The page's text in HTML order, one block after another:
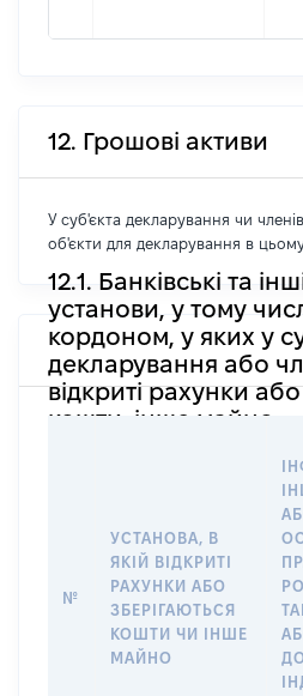
12. Грошові активи
У суб'єкта декларування чи членів
об'єкти для декларування в цьому
12.1. Банківські та
установи, у тому
кордоном, у яких у
декларування або
відкриті рахунки
кошти, інше майно
№
УСТАНОВА, В
ЯКІЙ ВІДКРИТІ
РАХУНКИ АБО
ЗБЕРІГАЮТЬСЯ
КОШТИ ЧИ ІНШЕ
МАЙНО
ДО